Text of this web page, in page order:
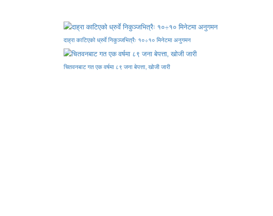
दाह्रा काटिएको ध्रुर्वे निकुञ्जभित्रैः १०÷१० मिनेटमा अनुगमन
चितवनबाट गत एक वर्षमा ८९ जना बेपत्ता, खोजी जारी